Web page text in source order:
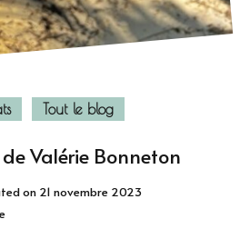
Tout le blog
Valérie Bonneton
on 21 novembre 2023
sur